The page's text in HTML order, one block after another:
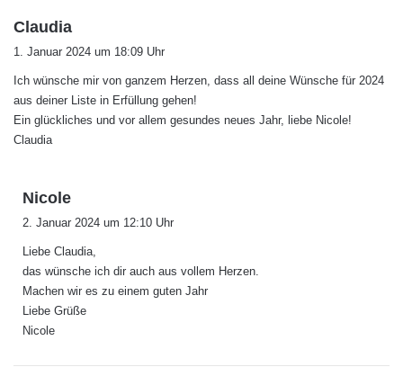
Claudia
t
:
1. Januar 2024 um 18:09 Uhr
Ich wünsche mir von ganzem Herzen, dass all deine Wünsche für 2024
aus deiner Liste in Erfüllung gehen!
Ein glückliches und vor allem gesundes neues Jahr, liebe Nicole!
Claudia
Nicole
t
:
2. Januar 2024 um 12:10 Uhr
Liebe Claudia,
das wünsche ich dir auch aus vollem Herzen.
Machen wir es zu einem guten Jahr
Liebe Grüße
Nicole